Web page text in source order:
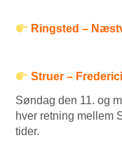
Ringsted –
Struer –
Søndag den 11. og
hver retning mellem
tider.